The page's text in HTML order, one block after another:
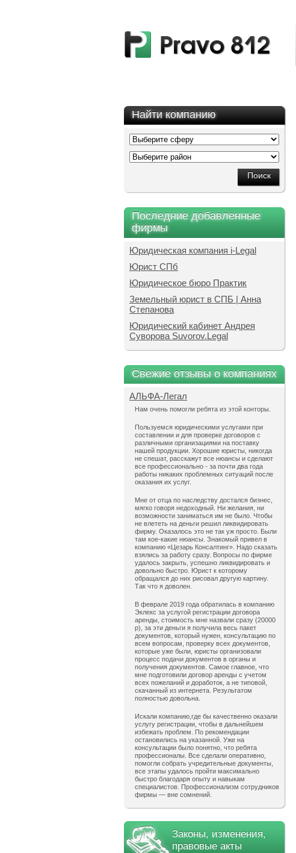
Найти компанию
Последние добавленные
фирмы
Юридическая компания i-Legal
Юрист СПб
Юридическое бюро Практик
Земельный юрист в СПБ | Анна
Степанова
Юридический кабинет Андрея
Суворова Suvorov.Legal
Свежие отзывы о компаниях
АЛЬФА-Легал
Нам очень помогли ребята из этой конторы.
Пользуемся юридическими услугами при
составлении и для проверке договоров с
различными организациями на поставку
нашей продукции. Хорошие юристы, никогда
не спешат, расскажут все нюансы и сделают
все профессионально - за почти два года
работы никаких проблемных ситуаций после
оказания их услуг.
Мне от отца по наследству достался бизнес,
мягко говоря недоходный. Ни желания, ни
возможности заниматься им не было. Чтобы
не влететь на деньги решил ликвидировать
фирму. Оказалось это не так уж просто. Были
там кое-какие нюансы. Знакомый привел в
компанию «Цезарь Консалтинг». Надо сказать
взялись за работу сразу. Вопросы по фирме
удалось закрыть, успешно ликвидировать и
довольно быстро. Юрист к которому
обращался до них рисовал другую картину.
Так что я доволен.
В феврале 2019 года обратилась в компанию
Эклекс за услугой регистрации договора
аренды, стоимость мне назвали сразу (20000
р), за эти деньги я получила весь пакет
документов, который нужен, консультацию по
всем вопросам, проверку всех документов,
которые уже были, юристы организовали
процесс подачи документов в органы и
получения документов. Самое главное, что
мне подготовили договор аренды с учетом
всех пожеланий и доработок, а не типовой,
скачанный из интернета. Результатом
полностью довольна.
Искали компанию,где бы качественно оказали
услугу регистрации, чтобы в дальнейшем
избежать проблем. По рекомендации
остановились на указанной. Уже на
консультации было понятно, что ребята
профессионалы. Все сделали оперативно,
помогли собрать учредительные документы,
все этапы удалось пройти максимально
быстро благодаря опыту и навыкам
специалистов. Профессионализм сотрудников
фирмы — вне сомнений.
Законы, изменения,
правовые акты